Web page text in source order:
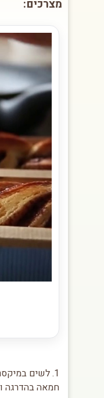
מצרכים:
1. לשים
חמאה בהדרגה